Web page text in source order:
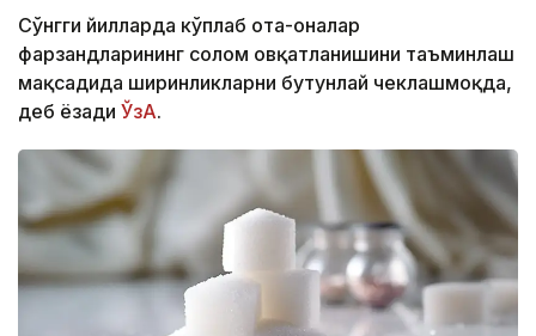
Сўнгги йилларда кўплаб ота-оналар
фарзандларининг соғлом овқатланишини таъминлаш
мақсадида ширинликларни бутунлай чеклашмоқда,
деб ёзади ЎзА.